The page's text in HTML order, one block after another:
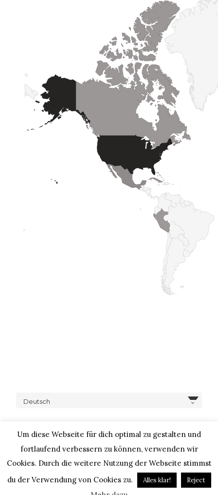
Deutsch
COPYRIGHT © 2020 – IHEARTALICE.COM / TRAVEL,
LIFESTYLE, FOOD & FASHIONBLOG BY ALICE M. HUYNH / ALL
RIGHTS RESERVED / DESIGN BY BLOGGER-BERATUNG
Um diese Webseite für dich optimal zu gestalten und
fortlaufend verbessern zu können, verwenden wir
Cookies. Durch die weitere Nutzung der Webseite stimmst
du der Verwendung von Cookies zu.
Alles klar! Reject